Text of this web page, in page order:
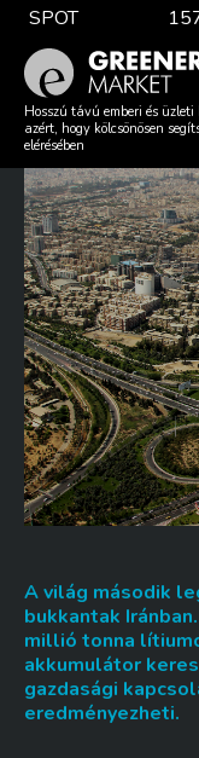
Skip
content
SPOT
TTF DA
EUA
DAX index
EUR árfolyam
Hosszú távú emberi és
azért, hogy kölcsönösen
elérésében
IRÁNBAN
A világ második
bukkantak
millió tonna
akkumulátor
gazdasági
eredményezheti.